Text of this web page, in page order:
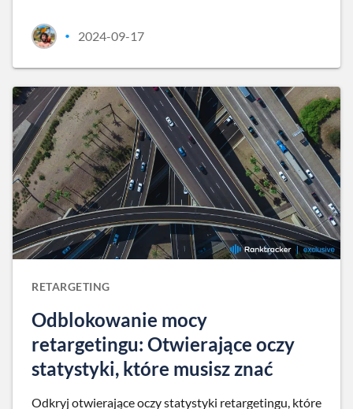
• 2024-09-17
RETARGETING
Odblokowanie mocy
retargetingu: Otwierające oczy
statystyki, które musisz znać
Odkryj otwierające oczy statystyki retargetingu, które